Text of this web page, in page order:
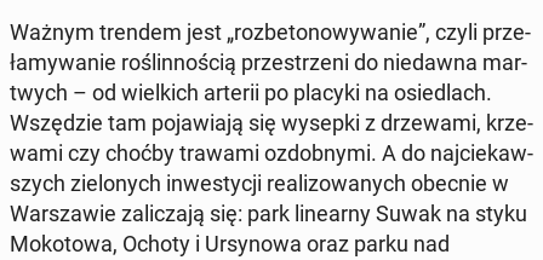
Ważnym trendem jest „roz­be­to­no­wy­wa­nie”, czyli prze­
ła­my­wa­nie ro­ślin­no­ścią prze­strze­ni do nie­daw­na mar­
twych – od wiel­kich arterii po placyki na osie­dlach.
Wszę­dzie tam po­ja­wia­ją się wysepki z drze­wa­mi, krze­
wa­mi czy choćby trawami ozdob­ny­mi. A do naj­cie­kaw­
szych zie­lo­nych in­we­sty­cji re­ali­zo­wa­nych obecnie w
War­sza­wie za­li­cza­ją się: park li­ne­ar­ny Suwak na styku
Mo­ko­to­wa, Ochoty i Ur­sy­no­wa oraz parku nad